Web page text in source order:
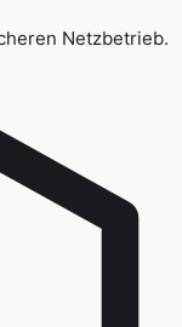
Netzbetrieb.